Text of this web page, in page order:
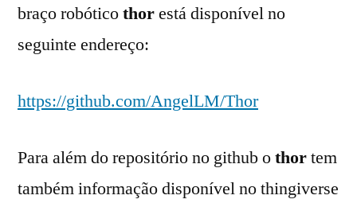
braço robóticothorestá disponível no
seguinte endereço:
https://github.com/AngelLM/Thor
Para além do repositório no github othortem
também informação disponível no thingiverse